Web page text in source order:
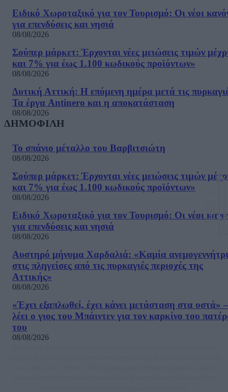
Ειδικό Χωροταξικό για τον Τουρισμό: Οι νέοι
για επενδύσεις και νησιά
08/08/2026
Σούπερ μάρκετ: Έρχονται νέες μειώσεις τιμών
και 7% για έως 1.100 κωδικούς προϊόντων»
08/08/2026
Δυτική Αττική: Η επόμενη ημέρα μετά τις
Τα έργα Antinero και η αποκατάσταση
08/08/2026
ΔΗΜΟΦΙΛΗ
Το σπάνιο μέταλλο του Βαρβιτσιώτη
08/08/2026
Σούπερ μάρκετ: Έρχονται νέες μειώσεις τιμών
και 7% για έως 1.100 κωδικούς προϊόντων»
08/08/2026
Ειδικό Χωροταξικό για τον Τουρισμό: Οι νέοι
για επενδύσεις και νησιά
08/08/2026
Αυστηρό μήνυμα Χαρδαλιά: «Καμία
στις πληγείσες από τις πυρκαγιές περιοχές της
Αττικής»
08/08/2026
«Έχει εξαπλωθεί, έχει κάνει μετάσταση στα οστά»
λέει ο γιος του Μπάιντεν για τον καρκίνο του
του
08/08/2026